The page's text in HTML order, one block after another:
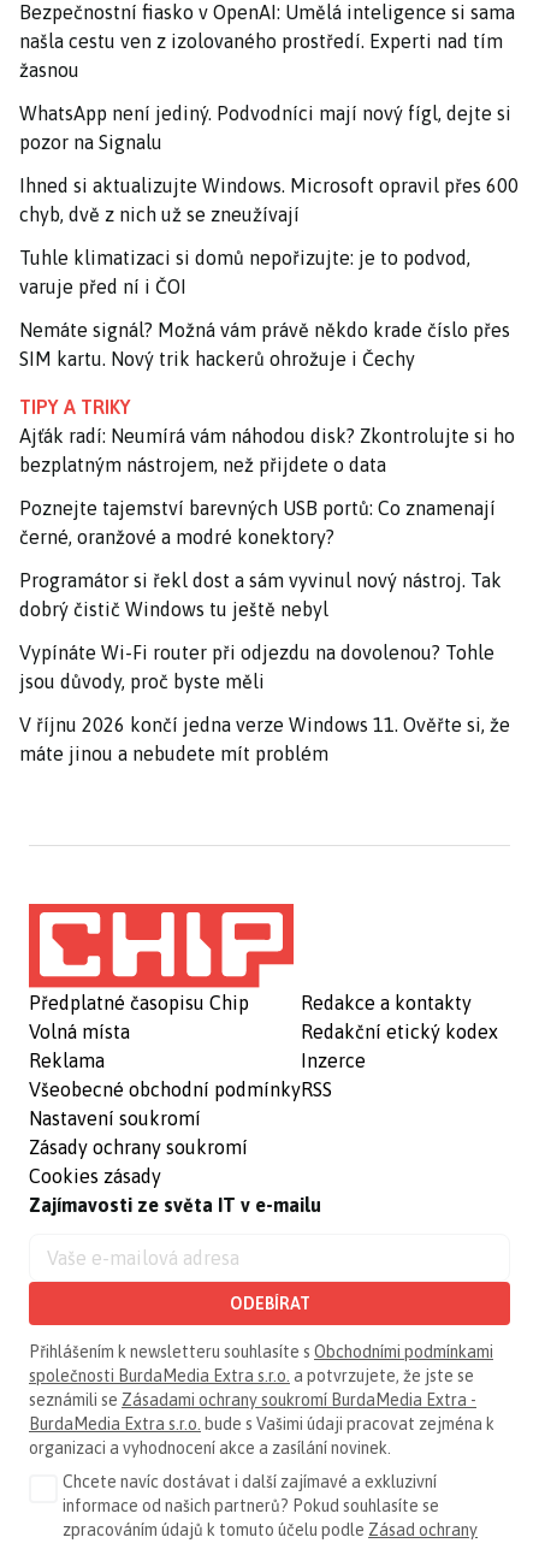
Bezpečnostní fiasko v OpenAI: Umělá inteligence si sama
našla cestu ven z izolovaného prostředí. Experti nad tím
žasnou
WhatsApp není jediný. Podvodníci mají nový fígl, dejte si
pozor na Signalu
Ihned si aktualizujte Windows. Microsoft opravil přes 600
chyb, dvě z nich už se zneužívají
Tuhle klimatizaci si domů nepořizujte: je to podvod,
varuje před ní i ČOI
Nemáte signál? Možná vám právě někdo krade číslo přes
SIM kartu. Nový trik hackerů ohrožuje i Čechy
TIPY A TRIKY
Ajťák radí: Neumírá vám náhodou disk? Zkontrolujte si ho
bezplatným nástrojem, než přijdete o data
Poznejte tajemství barevných USB portů: Co znamenají
černé, oranžové a modré konektory?
Programátor si řekl dost a sám vyvinul nový nástroj. Tak
dobrý čistič Windows tu ještě nebyl
Vypínáte Wi-Fi router při odjezdu na dovolenou? Tohle
jsou důvody, proč byste měli
V říjnu 2026 končí jedna verze Windows 11. Ověřte si, že
máte jinou a nebudete mít problém
Předplatné časopisu Chip
Volná místa
Reklama
Všeobecné obchodní podmínky
Nastavení soukromí
Zásady ochrany soukromí
Cookies zásady
Redakce a kontakty
Redakční etický kodex
Inzerce
RSS
Zajímavosti ze světa IT v e-mailu
ODEBÍRAT
Přihlášením k newsletteru souhlasíte s Obchodními podmínkami
společnosti BurdaMedia Extra s.r.o. a potvrzujete, že jste se
seznámili se Zásadami ochrany soukromí BurdaMedia Extra -
BurdaMedia Extra s.r.o. bude s Vašimi údaji pracovat zejména k
organizaci a vyhodnocení akce a zasílání novinek.
Chcete navíc dostávat i další zajímavé a exkluzivní
informace od našich partnerů? Pokud souhlasíte se
zpracováním údajů k tomuto účelu podle Zásad ochrany